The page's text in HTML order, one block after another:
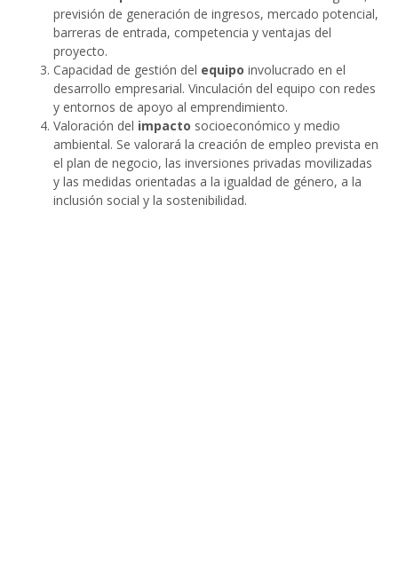
previsión de generación de ingresos, mercado potencial,
barreras de entrada, competencia y ventajas del
proyecto.
Capacidad de gestión del equipo involucrado en el
desarrollo empresarial. Vinculación del equipo con redes
y entornos de apoyo al emprendimiento.
Valoración del impacto socioeconómico y medio
ambiental. Se valorará la creación de empleo prevista en
el plan de negocio, las inversiones privadas movilizadas
y las medidas orientadas a la igualdad de género, a la
inclusión social y la sostenibilidad.